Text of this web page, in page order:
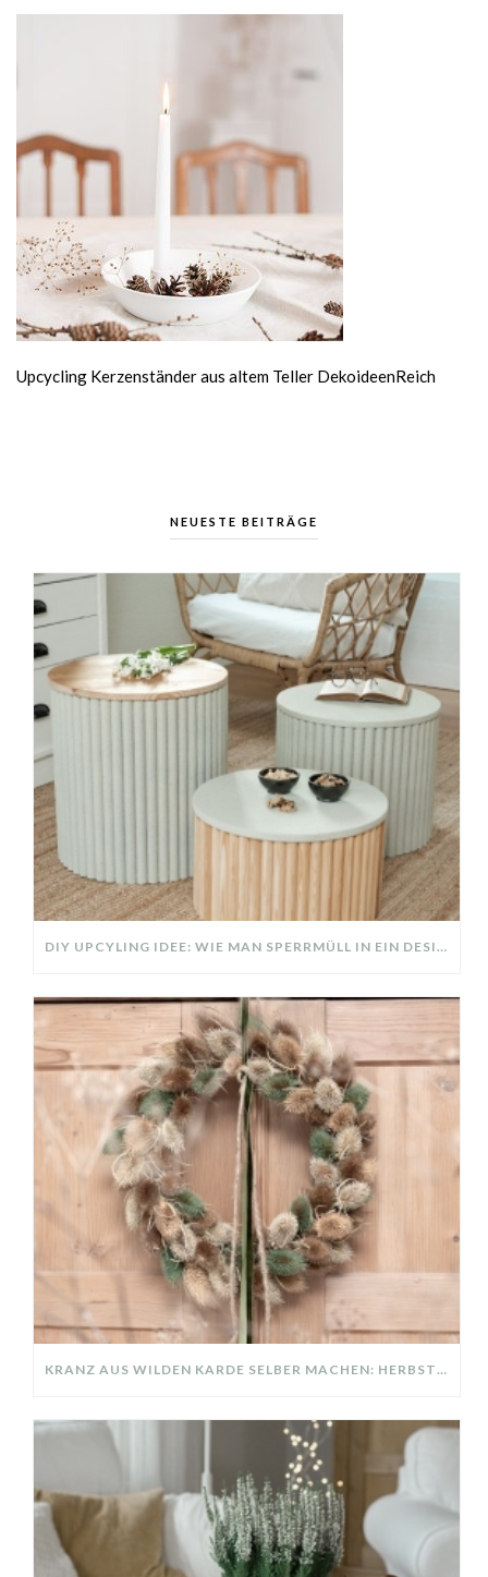
Upcycling Kerzenständer aus altem Teller DekoideenReich
NEUESTE BEITRÄGE
DIY UPCYLING IDEE: WIE MAN SPERRMÜLL IN EIN DESIGNER TEIL VERWANDELT
KRANZ AUS WILDEN KARDE SELBER MACHEN: HERBSTDEKO GANZ EINFACH